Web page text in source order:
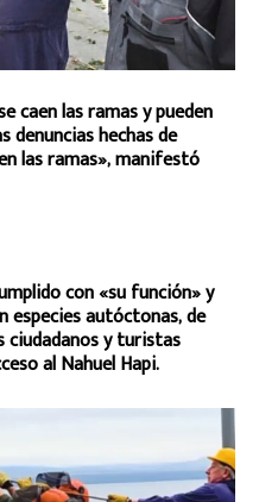
caen las ramas y pueden
denuncias hechas de
las ramas», manifestó
con «su función» y
especies autóctonas, de
ciudadanos y turistas
al Nahuel Hapi.